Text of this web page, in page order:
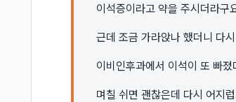
이석증이라고 약을 주시더라구
근데 조금 가라앉나 했더니 다
이비인후과에서 이석이 또 빠졌
며칠 쉬면 괜찮은데 다시 어지